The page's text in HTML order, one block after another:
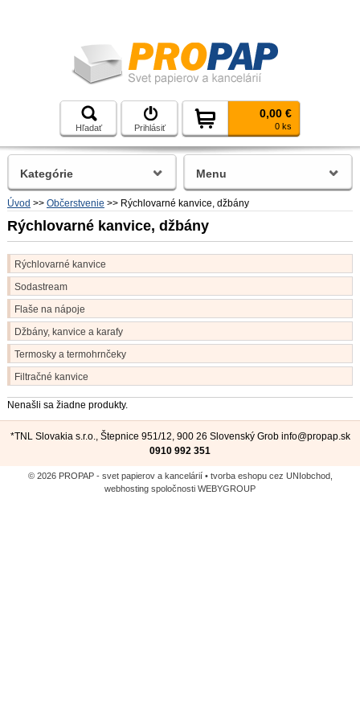
Hľadať Prihlásiť
0,00 €
0 ks
Úvod >> Občerstvenie >> Rýchlovarné kanvice, džbány
Rýchlovarné kanvice, džbány
Rýchlovarné kanvice
Sodastream
Flaše na nápoje
Džbány, kanvice a karafy
Termosky a termohrnčeky
Filtračné kanvice
Nenašli sa žiadne produkty.
Kategórie Menu
*TNL Slovakia s.r.o., Štepnice 951/12, 900 26 Slovenský Grob info@propap.sk
0910 992 351
© 2026 PROPAP - svet papierov a kancelárií • tvorba eshopu cez UNIobchod,
webhosting spoločnosti WEBYGROUP